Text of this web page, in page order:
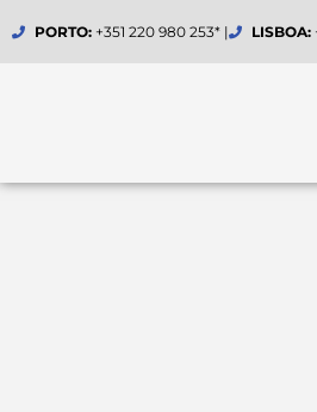
to
PORTO:+351 220 980 253* | LISBOA: